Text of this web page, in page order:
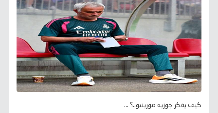
كيف يفكر جوزيه مورينيو..؟ ...